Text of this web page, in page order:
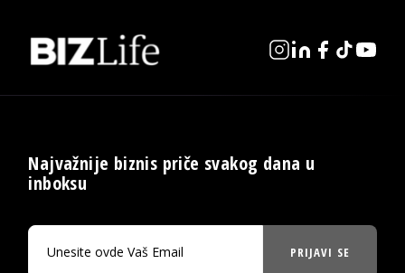
Najvažnije biznis priče svakog dana u
inboksu
PRIJAVI SE